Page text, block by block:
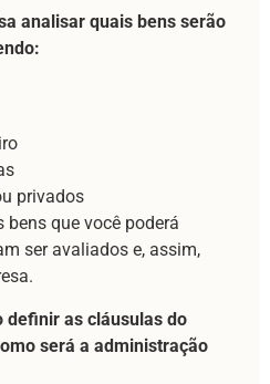
analisar quais bens serão
privados
bens que você poderá
ser avaliados e, assim,
definir as cláusulas do
será a administração